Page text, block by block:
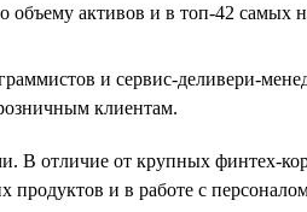
объему активов и в топ-42 самых
и сервис-деливери-
клиентам.
В отличие от крупных финтех-
продуктов и в работе с